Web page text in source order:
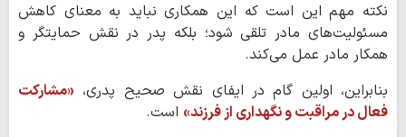
نکته مهم این است که این همکاری نباید به معنای کاهش
مسئولیت‌های مادر تلقی شود؛ بلکه پدر در نقش حمایتگر و
همکار مادر عمل می‌کند.
بنابراین، اولین گام در ایفای نقش صحیح پدری، «مشارکت
فعال در مراقبت و نگهداری از فرزند» است.